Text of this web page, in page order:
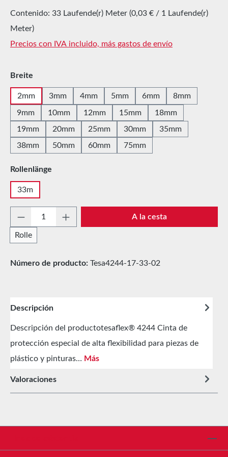
Contenido: 33 Laufende(r) Meter (0,03 € / 1 Laufende(r)
Meter)
Precios con IVA incluido, más gastos de envío
Seleccione
Breite
2mm 3mm 4mm 5mm 6mm 8mm
9mm 10mm 12mm 15mm
18mm
19mm
20mm 25mm 30mm
35mm
38mm
50mm 60mm 75mm
Seleccione
Rollenlänge
33m
Cantidad del producto: introduce la
Rolle
A la cesta
Número de producto: Tesa4244-17-33-02
Descripción
Descripción del productotesaflex® 4244 Cinta de
protección especial de alta flexibilidad para piezas de
plástico y pinturas… Más
Valoraciones